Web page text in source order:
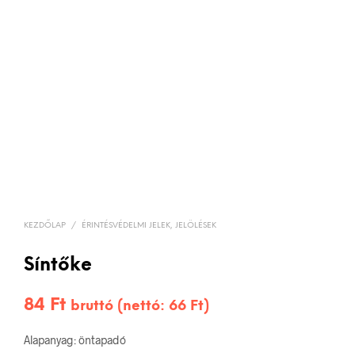
KEZDŐLAP / ÉRINTÉSVÉDELMI JELEK, JELÖLÉSEK
Síntőke
84 Ft bruttó (nettó: 66 Ft)
Alapanyag: öntapadó